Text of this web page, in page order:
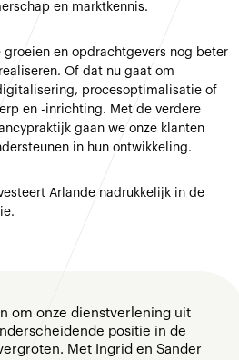
en marktkennis.
en opdrachtgevers nog beter
Of dat nu gaat om
procesoptimalisatie of
en -inrichting. Met de verdere
gaan we onze klanten
in hun ontwikkeling.
Arlande nadrukkelijk in de
om onze dienstverlening uit
positie in de
Met Ingrid en Sander